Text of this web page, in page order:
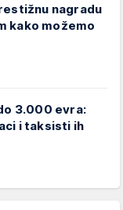
nagradu
kako možemo
3.000 evra:
i taksisti ih